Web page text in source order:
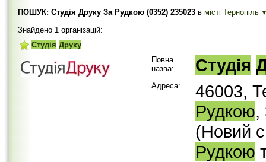
ПОШУК: Студія Друку За Рудкою (0352) 235023 в місті Тернопіль
Знайдено 1 організацій:
Студія Друку
Повна
назва:
Студія
Адреса:
46003,
Рудкою,
(Новий
Рудкою